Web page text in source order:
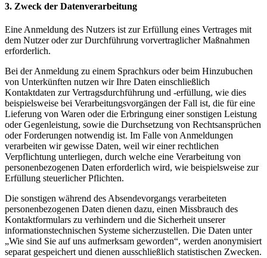
3. Zweck der Datenverarbeitung
Eine Anmeldung des Nutzers ist zur Erfüllung eines Vertrages mit
dem Nutzer oder zur Durchführung vorvertraglicher Maßnahmen
erforderlich.
Bei der Anmeldung zu einem Sprachkurs oder beim Hinzubuchen
von Unterkünften nutzen wir Ihre Daten einschließlich
Kontaktdaten zur Vertragsdurchführung und -erfüllung, wie dies
beispielsweise bei Verarbeitungsvorgängen der Fall ist, die für eine
Lieferung von Waren oder die Erbringung einer sonstigen Leistung
oder Gegenleistung, sowie die Durchsetzung von Rechtsansprüchen
oder Forderungen notwendig ist. Im Falle von Anmeldungen
verarbeiten wir gewisse Daten, weil wir einer rechtlichen
Verpflichtung unterliegen, durch welche eine Verarbeitung von
personenbezogenen Daten erforderlich wird, wie beispielsweise zur
Erfüllung steuerlicher Pflichten.
Die sonstigen während des Absendevorgangs verarbeiteten
personenbezogenen Daten dienen dazu, einen Missbrauch des
Kontaktformulars zu verhindern und die Sicherheit unserer
informationstechnischen Systeme sicherzustellen. Die Daten unter
„Wie sind Sie auf uns aufmerksam geworden“, werden anonymisiert
separat gespeichert und dienen ausschließlich statistischen Zwecken.